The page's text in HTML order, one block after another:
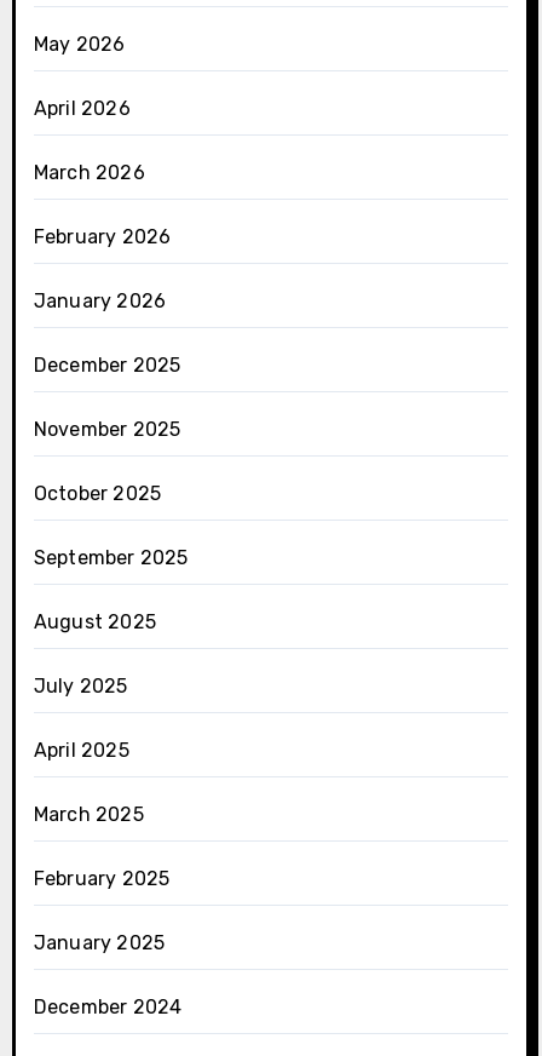
May 2026
April 2026
March 2026
February 2026
January 2026
December 2025
November 2025
October 2025
September 2025
August 2025
July 2025
April 2025
March 2025
February 2025
January 2025
December 2024